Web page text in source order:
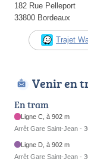
182 Rue Pelleport
33800 Bordeaux
Trajet
Venir en
En tram
Ligne C, à 902 m
Arrêt Gare Saint-Jean -
Ligne D, à 902 m
Arrêt Gare Saint-Jean -